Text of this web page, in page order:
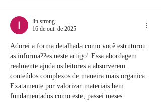
lin strong
16 de out. de 2025
Adorei a forma detalhada como você estruturou
as informa??es neste artigo! Essa abordagem
realmente ajuda os leitores a absorverem
conteúdos complexos de maneira mais organica.
Exatamente por valorizar materiais bem
fundamentados como este, passei meses